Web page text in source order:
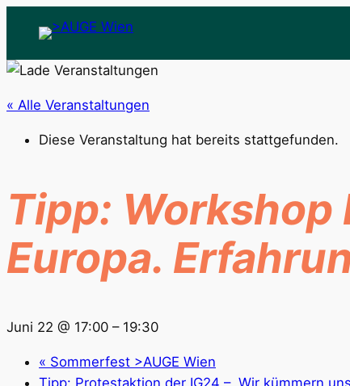
« Alle Veranstaltungen
Diese Veranstaltung hat bereits stattgefunden.
Tipp:
Europa.
Juni 22 @ 17:00 – 19:30
« Sommerfest >AUGE Wien